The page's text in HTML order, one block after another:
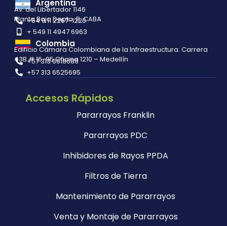
Argentina
Av. del Libertador 1146
Planta Baja Depto. B. CABA
+54 9 11 2267-1220
+ 549 11 4947 6963
Colombia
Edificio Cámara Colombiana de la Infraestructura. Carrera
43B # 16-95 Oficina 1210 – Medellín
+57 313 6618686
+57 313 6525695
Accesos Rápidos
Pararrayos Franklin
Pararrayos PDC
Inhibidores de Rayos PPDA
Filtros de Tierra
Mantenimiento de Pararrayos
Venta y Montaje de Pararrayos